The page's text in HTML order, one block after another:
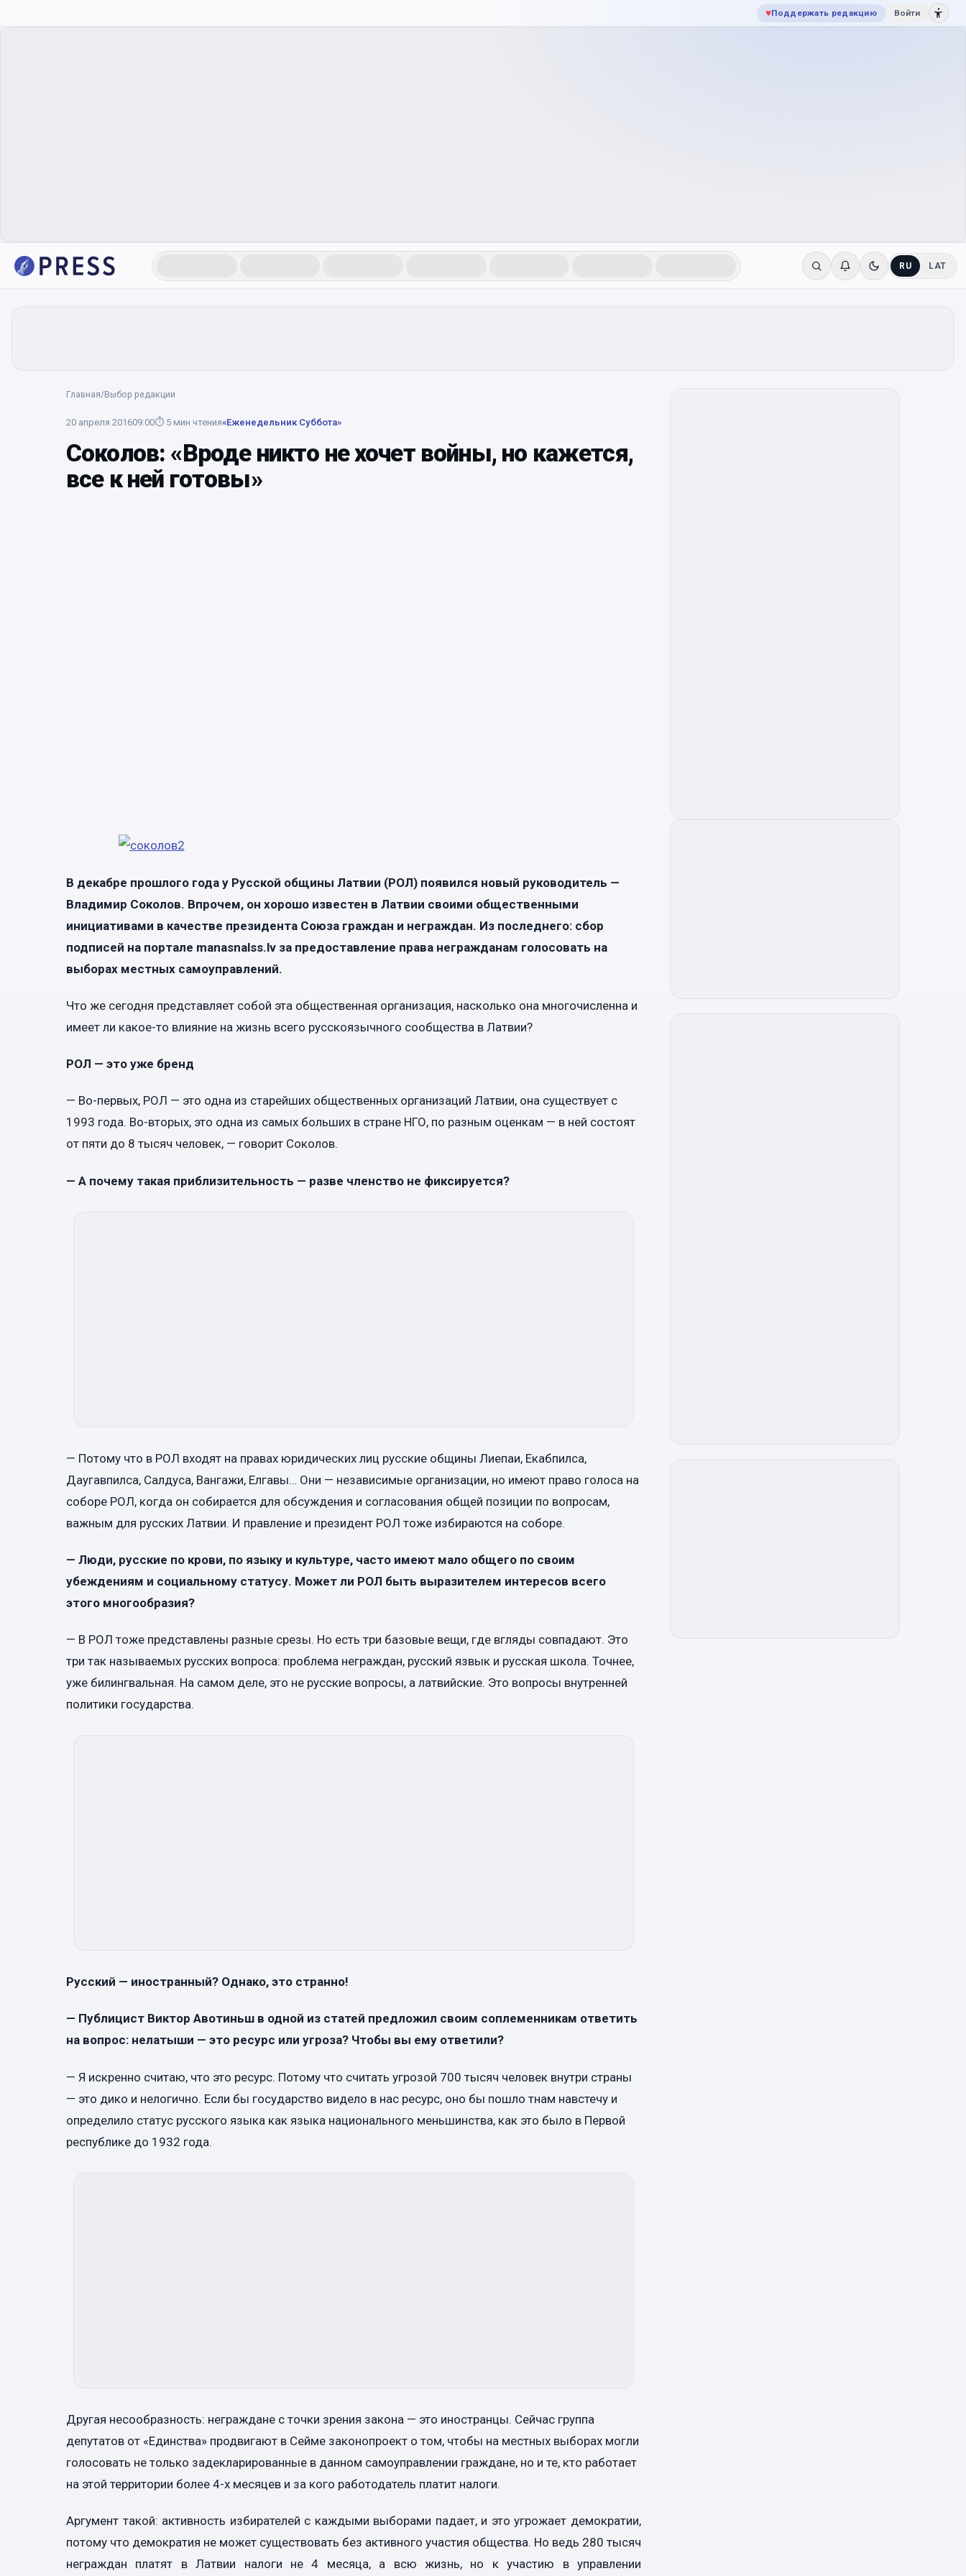
♥Поддержать редакцию Войти
RU LAT
Главная/Выбор редакции
20 апреля 201609:00⏱ 5 мин чтения«Еженедельник Суббота»
Соколов: «Вроде никто не хочет войны, но кажется,
все к ней готовы»
В декабре прошлого года у Русской общины Латвии (РОЛ) появился новый руководитель —
Владимир Соколов. Впрочем, он хорошо известен в Латвии своими общественными
инициативами в качестве президента Союза граждан и неграждан. Из последнего: сбор
подписей на портале manasnalss.lv за предоставление права негражданам голосовать на
выборах местных самоуправлений.
Что же сегодня представляет собой эта общественная организация, насколько она многочисленна и
имеет ли какое-то влияние на жизнь всего русскоязычного сообщества в Латвии?
РОЛ — это уже бренд
— Во-первых, РОЛ — это одна из старейших общественных организаций Латвии, она существует с
1993 года. Во-вторых, это одна из самых больших в стране НГО, по разным оценкам — в ней состоят
от пяти до 8 тысяч человек, — говорит Соколов.
— А почему такая приблизительность — разве членство не фиксируется?
— Потому что в РОЛ входят на правах юридических лиц русские общины Лиепаи, Екабпилса,
Даугавпилса, Салдуса, Вангажи, Елгавы… Они — независимые организации, но имеют право голоса на
соборе РОЛ, когда он собирается для обсуждения и согласования общей позиции по вопросам,
важным для русских Латвии. И правление и президент РОЛ тоже избираются на соборе.
— Люди, русские по крови, по языку и культуре, часто имеют мало общего по своим
убеждениям и социальному статусу. Может ли РОЛ быть выразителем интересов всего
этого многообразия?
— В РОЛ тоже представлены разные срезы. Но есть три базовые вещи, где вгляды совпадают. Это
три так называемых русских вопроса: проблема неграждан, русский язвык и русская школа. Точнее,
уже билингвальная. На самом деле, это не русские вопросы, а латвийские. Это вопросы внутренней
политики государства.
Русский — иностранный? Однако, это странно!
— Публицист Виктор Авотиньш в одной из статей предложил своим соплеменникам ответить
на вопрос: нелатыши — это ресурс или угроза? Чтобы вы ему ответили?
— Я искренно считаю, что это ресурс. Потому что считать угрозой 700 тысяч человек внутри страны
— это дико и нелогично. Если бы государство видело в нас ресурс, оно бы пошло тнам навстечу и
определило статус русского языка как языка национального меньшинства, как это было в Первой
республике до 1932 года.
Другая несообразность: неграждане с точки зрения закона — это иностранцы. Сейчас группа
депутатов от «Единства» продвигают в Сейме законопроект о том, чтобы на местных выборах могли
голосовать не только задекларированные в данном самоуправлении граждане, но и те, кто работает
на этой территории более 4-х месяцев и за кого работодатель платит налоги.
Аргумент такой: активность избирателей с каждыми выборами падает, и это угрожает демократии,
потому что демократия не может существовать без активного участия общества. Но ведь 280 тысяч
неграждан платят в Латвии налоги не 4 месяца, а всю жизнь, но к участию в управлении